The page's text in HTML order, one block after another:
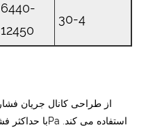
6440-
12450
30-4